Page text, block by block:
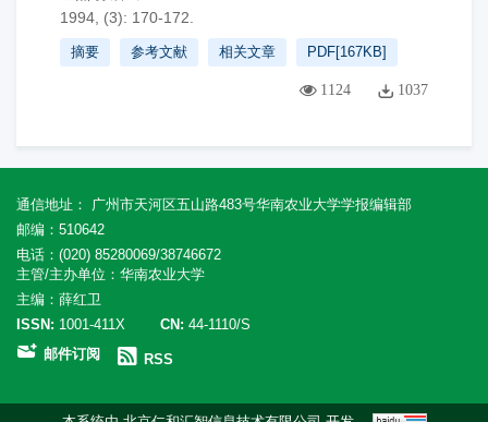
1994, (3): 170-172.
摘要 参考文献 相关文章 PDF[167KB]
1124 1037
通信地址： 广州市天河区五山路483号华南农业大学学报编辑部
邮编：510642
电话：(020) 85280069/38746672
主管/主办单位：华南农业大学
主编：薛红卫
ISSN: 1001-411X CN: 44-1110/S
邮件订阅
RSS